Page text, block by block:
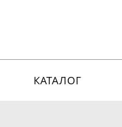
КАТАЛОГ